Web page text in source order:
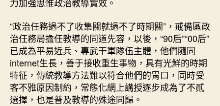
“政治任務過不了收集關就過不了時期關”，戒備區政
治任務局擔任教導的同道先容，以後，“90后”“00后”
已成為平易近兵、專武干軍隊伍主體，他們隨同
internet生長，善于接收重生事物，具有光鮮的時期
特征，傳統教導方法難以符合他們的胃口，同時受
客不雅原因制約，常態化網上講授逐步成為了不貳
選擇，也是普及教導的殊途同歸。